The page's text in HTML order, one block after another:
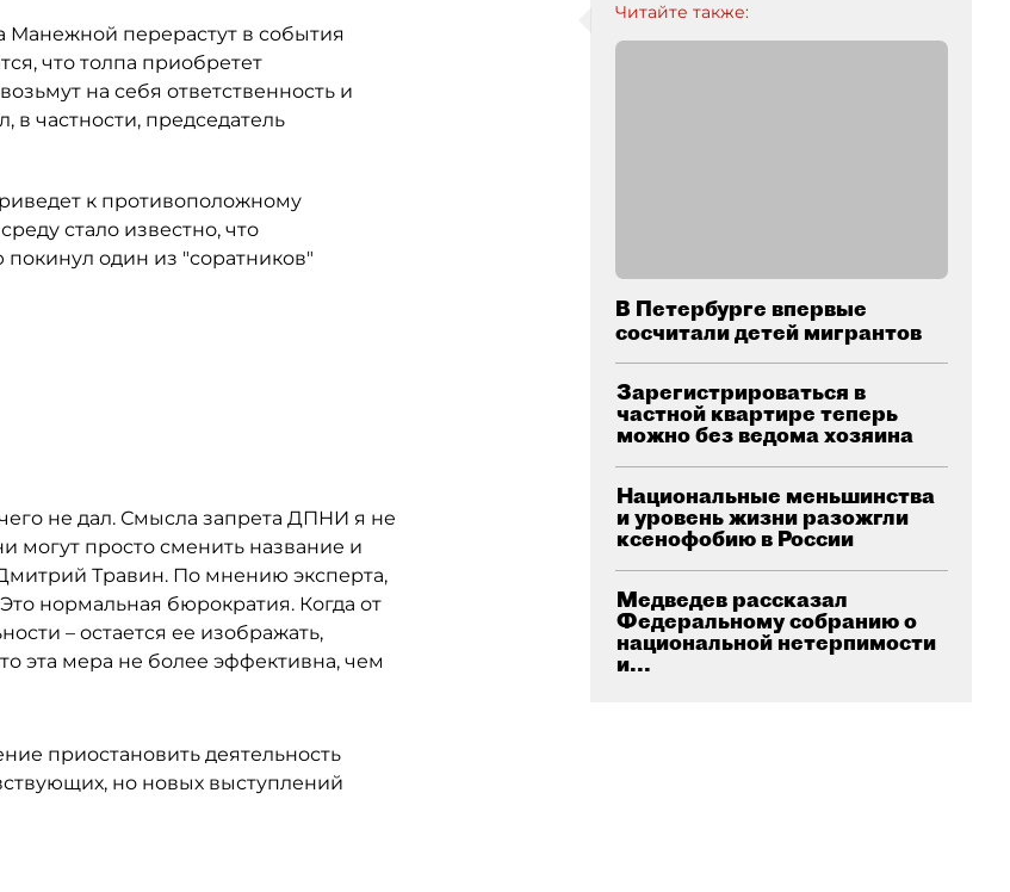
Манежной перерастут в события
что толпа приобретет
на себя ответственность и
в частности, председатель
к противоположному
стало известно, что
один из "соратников"
не дал. Смысла запрета ДПНИ я не
могут просто сменить название и
Травин. По мнению эксперта,
нормальная бюрократия. Когда от
– остается ее изображать,
эта мера не более эффективна, чем
приостановить деятельность
но новых выступлений
Читайте также:
В Петербурге впервые
сосчитали детей мигрантов
Зарегистрироваться в
частной квартире теперь
можно без ведома хозяина
Национальные меньшинства
и уровень жизни разожгли
ксенофобию в России
Медведев рассказал
Федеральному собранию о
национальной нетерпимости
и...